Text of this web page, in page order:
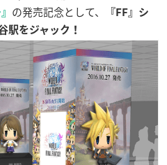
の発売記念として、
『FF』シ
駅をジャック！